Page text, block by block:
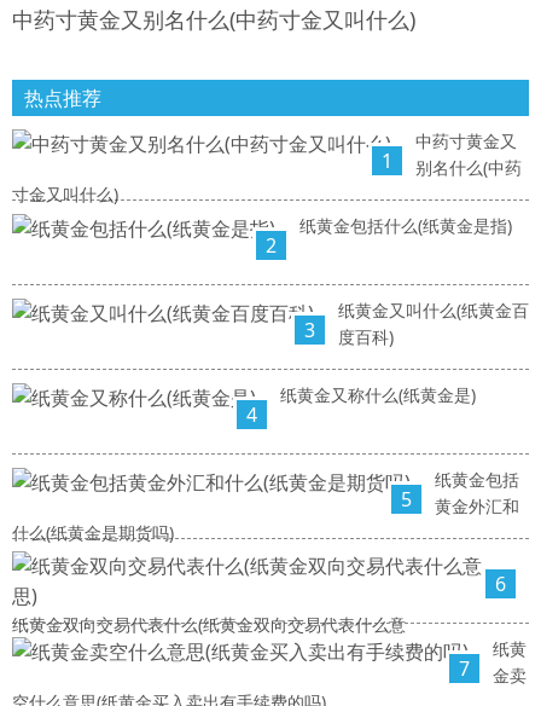
中药寸黄金又别名什么(中药寸金又叫什么)
热点推荐
1
中药寸黄金又
别名什么(中药
寸金又叫什么)
2
纸黄金包括什么(纸黄金是指)
3
纸黄金又叫什么(纸黄金百
度百科)
4
纸黄金又称什么(纸黄金是)
5
纸黄金包括
黄金外汇和
什么(纸黄金是期货吗)
6
纸黄金双向交易代表什么(纸黄金双向交易代表什么意
7
纸黄
金卖